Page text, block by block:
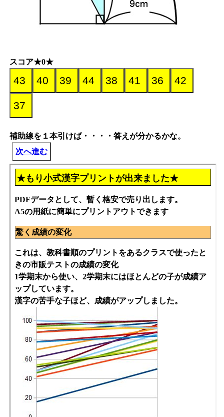
スコア★0★
補助線を１本引けば・・・・答えが分かるかな。
次へ進む